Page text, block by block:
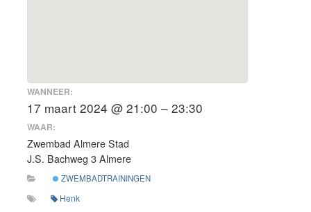
WANNEER:
17 maart 2024 @ 21:00 – 23:30
WAAR:
Zwembad Almere Stad
J.S. Bachweg 3 Almere
ZWEMBADTRAININGEN
Henk